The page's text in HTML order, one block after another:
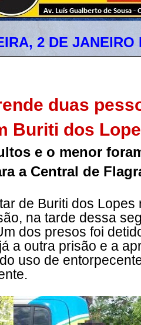
2 DE JANEIRO
duas
Buriti dos
e o menor
a Central de
de Buriti dos
na tarde dessa
dos presos foi
a outra prisão e a
uso de